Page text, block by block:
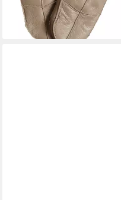
lieferbar - in 3-4 Werktagen bei dir